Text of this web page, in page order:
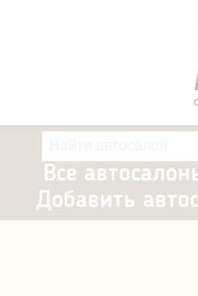
Все
Добавить